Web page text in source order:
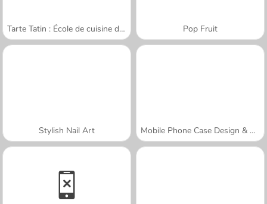
Tarte Tatin : École de cuisine de Sara Pop Fruit
Stylish Nail Art Mobile Phone Case Design & DIY